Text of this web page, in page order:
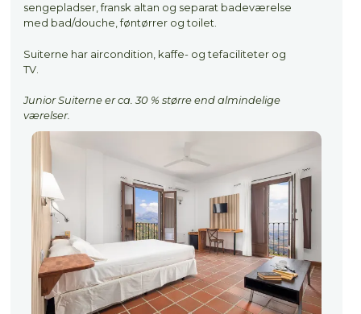
sengepladser, fransk altan og separat badeværelse
med bad/douche, føntørrer og toilet.
Suiterne har aircondition, kaffe- og tefaciliteter og
TV.
Junior Suiterne er ca. 30 % større end almindelige
værelser.